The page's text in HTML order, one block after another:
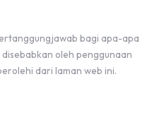
bagi apa-apa
oleh penggunaan
dari laman web ini.